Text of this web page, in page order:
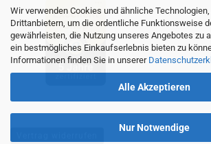
Wir verwenden Cookies und ähnliche
Drittanbietern, um die ordentliche Funktionsweise
gewährleisten, die Nutzung unseres Angebotes zu
ein bestmögliches Einkaufserlebnis bieten zu
Informationen finden Sie in unserer
Alle Akzeptieren
Nur Notwendige